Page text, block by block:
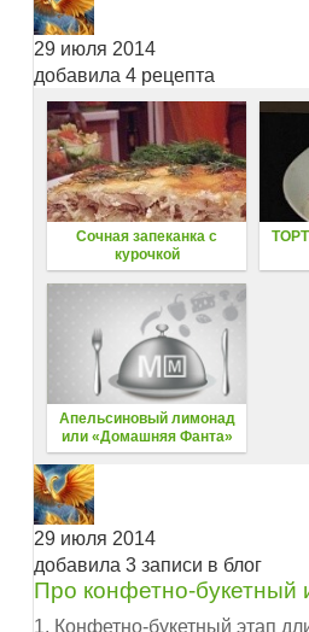
29 июля 2014
добавила 4 рецепта
Сочная запеканка с
курочкой
Апельсиновый лимонад
или «Домашняя Фанта»
29 июля 2014
добавила 3 записи в блог
Про конфетно-букетный
1. Конфетно-букетный этап